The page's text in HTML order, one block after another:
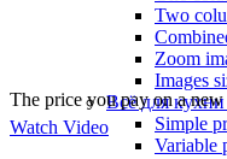
Two
Zoom
Images
Всё для
Simple
Variable
The price you pay on a
Watch Video